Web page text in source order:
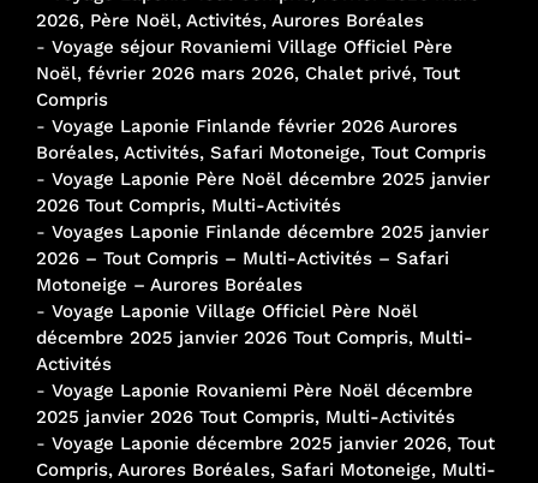
2026, Père Noël, Activités, Aurores Boréales
- Voyage séjour Rovaniemi Village Officiel Père
Noël, février 2026 mars 2026, Chalet privé, Tout
Compris
- Voyage Laponie Finlande février 2026 Aurores
Boréales, Activités, Safari Motoneige, Tout Compris
- Voyage Laponie Père Noël décembre 2025 janvier
2026 Tout Compris, Multi-Activités
- Voyages Laponie Finlande décembre 2025 janvier
2026 – Tout Compris – Multi-Activités – Safari
Motoneige – Aurores Boréales
- Voyage Laponie Village Officiel Père Noël
décembre 2025 janvier 2026 Tout Compris, Multi-
Activités
- Voyage Laponie Rovaniemi Père Noël décembre
2025 janvier 2026 Tout Compris, Multi-Activités
- Voyage Laponie décembre 2025 janvier 2026, Tout
Compris, Aurores Boréales, Safari Motoneige, Multi-